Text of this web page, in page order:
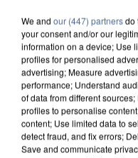
We and our (447) partnersdo
your consent and/or our
information on a device; Use
profiles for personalised
advertising; Measure
performance; Understand
of data from different
profiles to personalise
content; Use limited data to
detect fraud, and fix errors;
Save and communicate